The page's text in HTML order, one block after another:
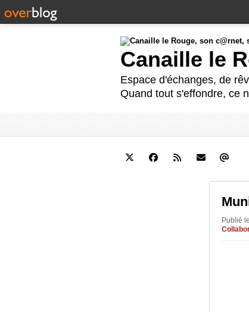
Canaille le
Espace d'échanges, de
Quand tout s'effondre, ce
Publié